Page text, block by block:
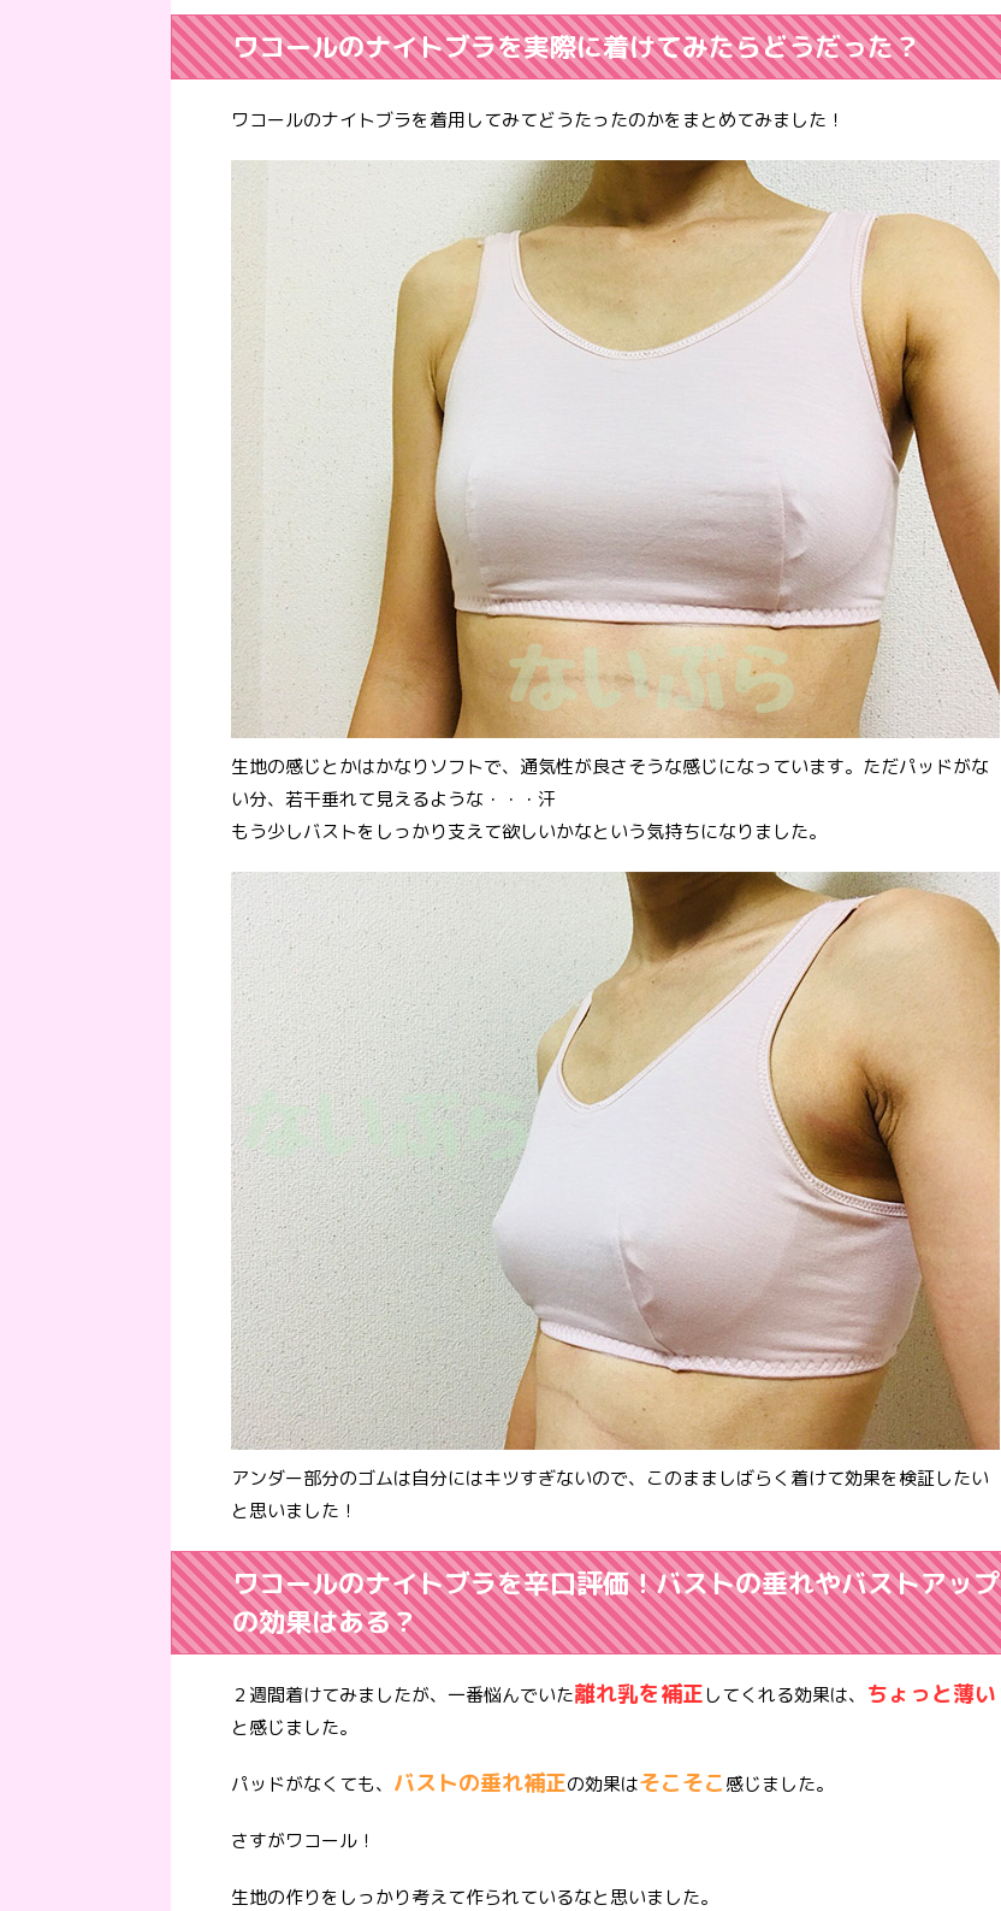
ワコールのナイトブラを実際に着けてみたらどうだった？
ワコールのナイトブラを着用してみてどうたったのかをまとめてみました！
生地の感じとかはかなりソフトで、通気性が良さそうな感じになっています。ただパッドがな
い分、若干垂れて見えるような・・・汗
もう少しバストをしっかり支えて欲しいかなという気持ちになりました。
アンダー部分のゴムは自分にはキツすぎないので、このまましばらく着けて効果を検証したい
と思いました！
ワコールのナイトブラを辛口評価！バストの垂れやバストアップ
の効果はある？
２週間着けてみましたが、一番悩んでいた離れ乳を補正してくれる効果は、 ちょっと薄い
と感じました。
パッドがなくても、 バストの垂れ補正の効果はそこそこ感じました。
さすがワコール！
生地の作りをしっかり考えて作られているなと思いました。